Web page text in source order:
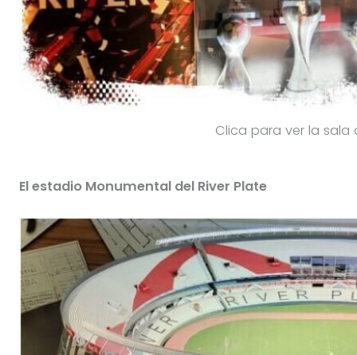
Clica para ver la sala
El estadio Monumental del River Plate